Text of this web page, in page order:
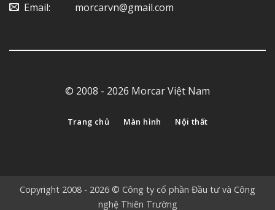
Email: ‎ ‎ ‎ ‎ ‎ ‎ ‎ ‎ ‎ morcarvn@gmail.com
© 2008 - 2026 Morcar Việt Nam
Trang chủ Màn hình Nội thất
Copyright 2008 - 2026 © Công ty cổ phần Đầu tư và Công
nghệ Thiên Trường